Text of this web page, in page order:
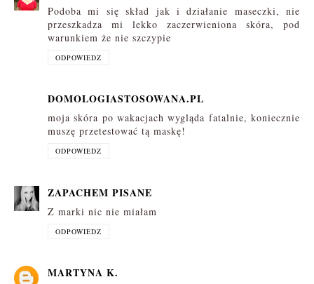
Podoba mi się skład jak i działanie maseczki, nie
przeszkadza mi lekko zaczerwieniona skóra, pod
warunkiem że nie szczypie
ODPOWIEDZ
DOMOLOGIASTOSOWANA.PL
moja skóra po wakacjach wygląda fatalnie, koniecznie
muszę przetestować tą maskę!
ODPOWIEDZ
ZAPACHEM PISANE
Z marki nic nie miałam
ODPOWIEDZ
MARTYNA K.